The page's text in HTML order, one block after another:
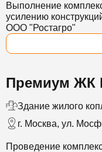
Выполнение
усилению
ООО "Ростагро"
Премиум ЖК
Здание жилого
г. Москва, ул.
Проведение